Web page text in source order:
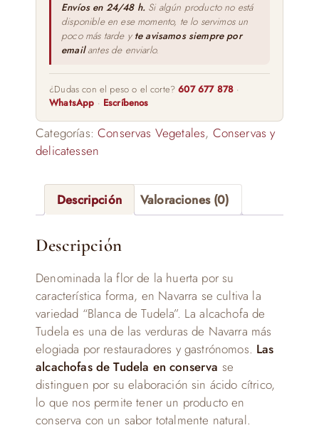
Envíos en 24/48 h. Si algún producto no está
disponible en ese momento, te lo servimos un
poco más tarde y te avisamos siempre por
emailantes de enviarlo.
¿Dudas con el peso o el corte?607 677 878 ·
WhatsApp · Escríbenos
Categorías:Conservas Vegetales, Conservas y
delicatessen
Descripción Valoraciones (0)
Descripción
Denominada la flor de la huerta por su
característica forma, en Navarra se cultiva la
variedad “Blanca de Tudela”. La alcachofa de
Tudela es una de las verduras de Navarra más
elogiada por restauradores y gastrónomos. Las
alcachofas de Tudela en conserva se
distinguen por su elaboración sin ácido cítrico,
lo que nos permite tener un producto en
conserva con un sabor totalmente natural.